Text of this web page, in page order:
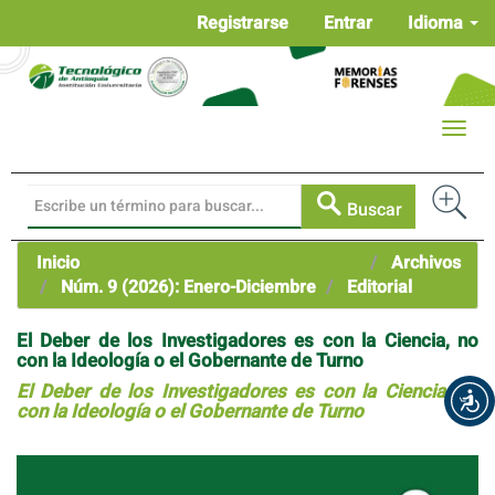
Contenido
principal
Idioma
Registrarse Entrar
Buscar
Toggle
Inicio
Archivos
Núm. 9 (2026): Enero-Diciembre
Editorial
El Deber de los Investigadores es con la Ciencia, no
con la Ideología o el Gobernante de Turno
El Deber de los Investigadores es con la Ciencia, no
con la Ideología o el Gobernante de Turno
Barra